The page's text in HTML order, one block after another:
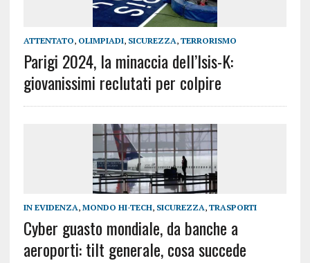
ATTENTATO, OLIMPIADI, SICUREZZA, TERRORISMO
Parigi 2024, la minaccia dell’Isis-K:
giovanissimi reclutati per colpire
IN EVIDENZA, MONDO HI-TECH, SICUREZZA, TRASPORTI
Cyber guasto mondiale, da banche a
aeroporti: tilt generale, cosa succede